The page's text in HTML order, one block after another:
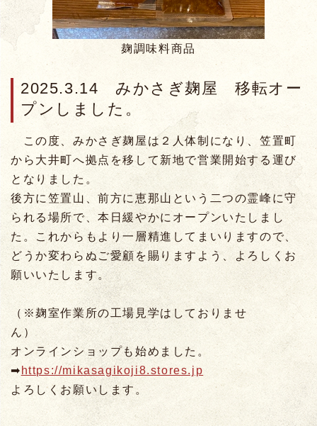
麹調味料商品
2025.3.14 みかさぎ麹屋 移転オー
プンしました。
この度、みかさぎ麹屋は２人体制になり、笠置町
から大井町へ拠点を移して新地で営業開始する運び
となりました。
後方に笠置山、前方に恵那山という二つの霊峰に守
られる場所で、本日緩やかにオープンいたしまし
た。これからもより一層精進してまいりますので、
どうか変わらぬご愛顧を賜りますよう、よろしくお
願いいたします。
（※麹室作業所の工場見学はしておりませ
ん）
オンラインショップも始めました。
➡ https://mikasagikoji8.stores.jp
よろしくお願いします。